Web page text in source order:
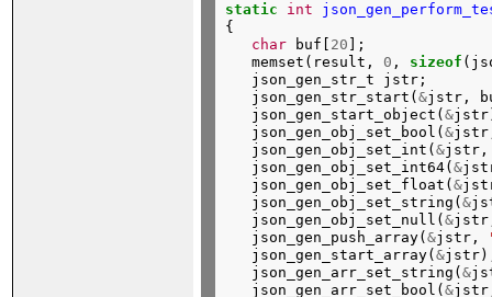
static int
{
char
buf[ 20 ];
memset(result,
0 , sizeof
json_gen_str_t
jstr;
json_gen_str_start(&jstr,
json_gen_start_object(&
json_gen_obj_set_bool(&
json_gen_obj_set_int(&jstr,
json_gen_obj_set_int64(&
json_gen_obj_set_float(&
json_gen_obj_set_string(&
json_gen_obj_set_null(&
json_gen_push_array(&jstr,
json_gen_start_array(&
json_gen_arr_set_string(&
json_gen_arr_set_bool(&